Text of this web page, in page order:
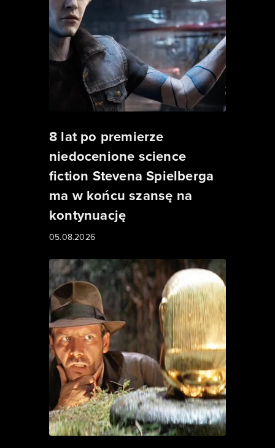
8 lat po premierze
niedocenione science
fiction Stevena Spielberga
ma w końcu szansę na
kontynuację
05.08.2026